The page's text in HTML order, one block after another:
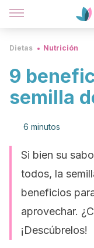
Dietas Nutrición
9
semilla
6 minutos
Si bien su
todos, la
beneficios
aprovechar.
¡Descúbrelos!